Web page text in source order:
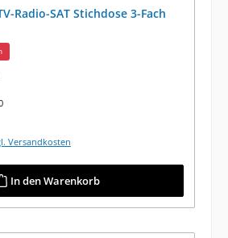
Radio-SAT Stichdose 3-Fach
Versandkosten
In den Warenkorb